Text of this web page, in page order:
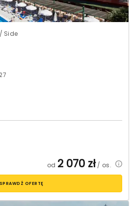
Side
od 2 070 zł/ os.
SPRAWDŹ OFERTĘ